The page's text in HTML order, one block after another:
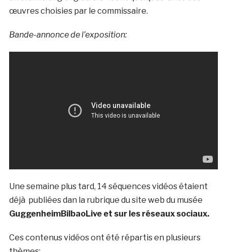
œuvres choisies par le commissaire.
Bande-annonce de l’exposition:
Une semaine plus tard, 14 séquences vidéos étaient
déjà publiées dan la rubrique du site web du musée
GuggenheimBilbaoLive et sur les réseaux sociaux.
Ces contenus vidéos ont été répartis en plusieurs